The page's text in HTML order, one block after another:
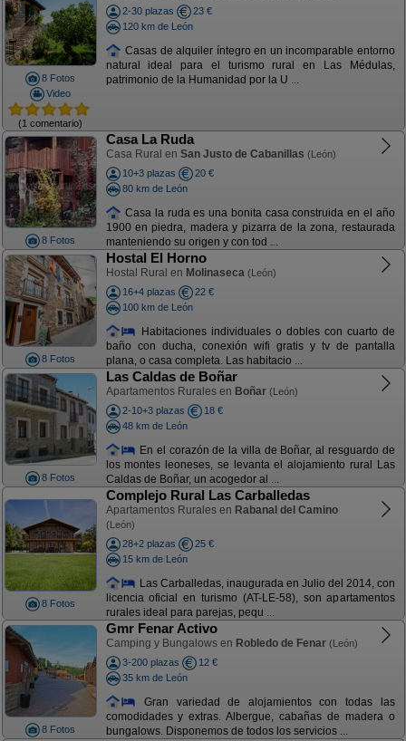
8 Fotos
Video
(1 comentario)
2-30 plazas
23 €
120 km de León
Casas de alquiler íntegro en un incomparable entorno
natural ideal para el turismo rural en Las Médulas,
patrimonio de la Humanidad por la U ...
8 Fotos
Casa La Ruda
Casa Rural en San Justo de Cabanillas (León)
10+3 plazas
20 €
80 km de León
Casa la ruda es una bonita casa construida en el año
1900 en piedra, madera y pizarra de la zona, restaurada
manteniendo su origen y con tod ...
8 Fotos
Hostal El Horno
Hostal Rural en Molinaseca (León)
16+4 plazas
22 €
100 km de León
Habitaciones individuales o dobles con cuarto de
baño con ducha, conexión wifi gratis y tv de pantalla
plana, o casa completa. Las habitacio ...
8 Fotos
Las Caldas de Boñar
Apartamentos Rurales en Boñar (León)
2-10+3 plazas
18 €
48 km de León
En el corazón de la villa de Boñar, al resguardo de
los montes leoneses, se levanta el alojamiento rural Las
Caldas de Boñar, un acogedor al ...
8 Fotos
Complejo Rural Las Carballedas
Apartamentos Rurales en Rabanal del Camino
(León)
28+2 plazas
25 €
15 km de León
Las Carballedas, inaugurada en Julio del 2014, con
licencia oficial en turismo (AT-LE-58), son apartamentos
rurales ideal para parejas, pequ ...
8 Fotos
Gmr Fenar Activo
Camping y Bungalows en Robledo de Fenar (León)
3-200 plazas
12 €
35 km de León
Gran variedad de alojamientos con todas las
comodidades y extras. Albergue, cabañas de madera o
bungalows. Disponemos de todos los servicios ...